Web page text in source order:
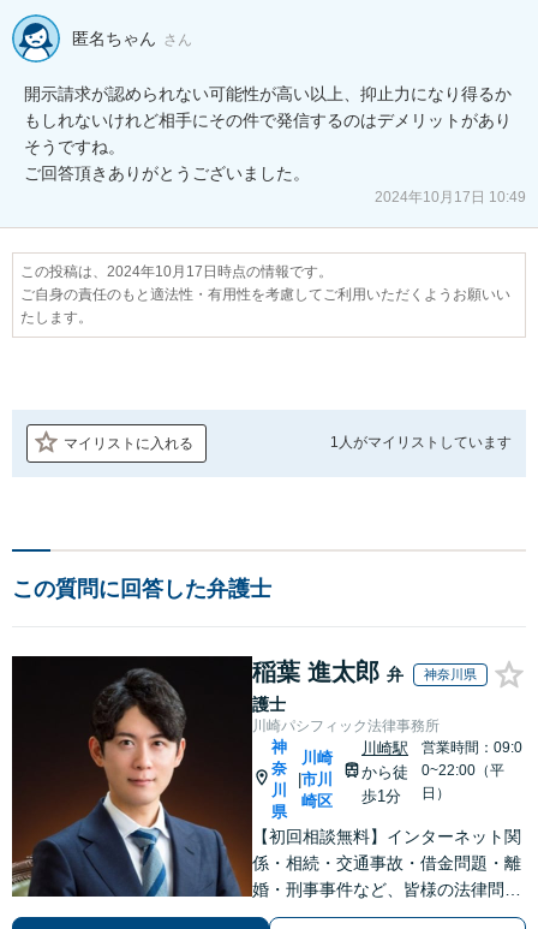
匿名ちゃん さん
開示請求が認められない可能性が高い以上、抑止力になり得るか
もしれないけれど相手にその件で発信するのはデメリットがあり
そうですね。
ご回答頂きありがとうございました。
2024年10月17日 10:49
この投稿は、2024年10月17日時点の情報です。
ご自身の責任のもと適法性・有用性を考慮してご利用いただくようお願いい
たします。
マイリストに入れる 1人がマイリストしています
この質問に回答した弁護士
稲葉 進太郎 弁
護士
神奈川県
川崎パシフィック法律事務所
神
奈
川
県
|
川崎
市川
崎区
川崎駅
から徒
歩1分
営業時間：09:0
0~22:00（平
日）
【初回相談無料】インターネット関
係・相続・交通事故・借金問題・離
婚・刑事事件など、皆様の法律問題
を解決すべく、親身になって取り組